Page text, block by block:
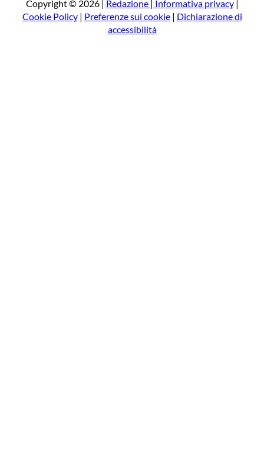
Copyright © 2026 | Redazione Informativa privacy|
Cookie Policy| Preferenze sui cookie| Dichiarazione di
accessibilità